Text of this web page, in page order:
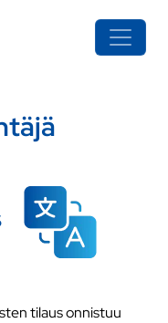
tilaus onnistuu